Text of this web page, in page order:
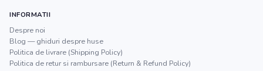
INFORMATII
Despre noi
Blog — ghiduri despre huse
Politica de livrare (Shipping Policy)
Politica de retur si rambursare (Return & Refund Policy)